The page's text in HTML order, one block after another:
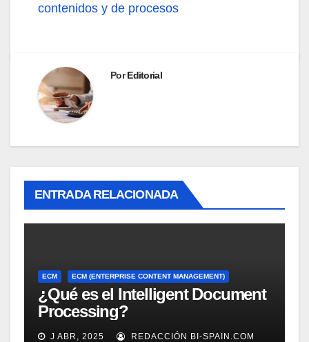
contenidos y de procesos
PorEditorial
ENTRADA RELACIONADA
ECM ECM (ENTERPRISE CONTENT MANAGEMENT)
¿Qué es el Intelligent Document
Processing?
J ABR, 2025 REDACCIÓN BI-SPAIN.COM